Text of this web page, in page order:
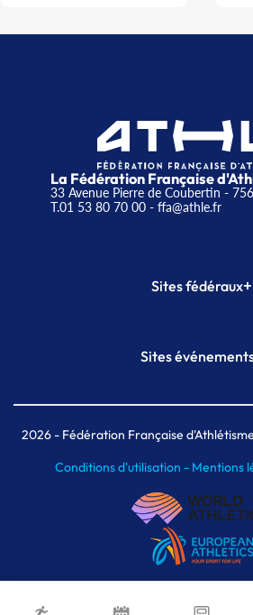
La Fédération Française
33 Avenue Pierre de Coubertin -
T.01 53 80 70 00- ffa@athle.fr
Sites fédéraux+
Plateforme
Sites
Meeting de Paris
MAIF Ekiden de
2026- Fédération Française
Conditions d'utilisation - Mentions